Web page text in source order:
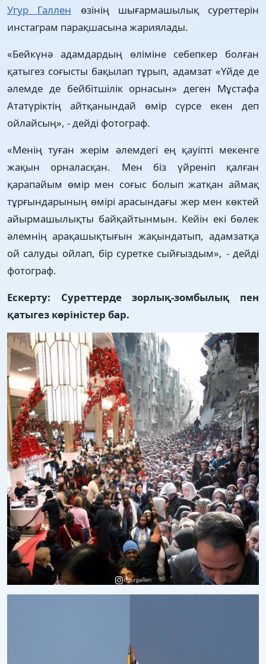
Угур Галлен өзінің шығармашылық суреттерін
инстаграм парақшасына жариялады.
«Бейкүнә адамдардың өліміне себепкер болған
қатыгез соғысты бақылап тұрып, адамзат «Үйде де
әлемде де бейбітшілік орнасын» деген Мұстафа
Ататүріктің айтқанындай өмір сүрсе екен деп
ойлайсың», - дейді фотограф.
«Менің туған жерім әлемдегі ең қауіпті мекенге
жақын орналасқан. Мен біз үйреніп қалған
қарапайым өмір мен соғыс болып жатқан аймақ
тұрғындарының өмірі арасындағы жер мен көктей
айырмашылықты байқайтынмын. Кейін екі бөлек
әлемнің арақашықтығын жақындатып, адамзатқа
ой салуды ойлап, бір суретке сыйғыздым», - дейді
фотограф.
Ескерту: Суреттерде зорлық-зомбылық пен
қатыгез көріністер бар.